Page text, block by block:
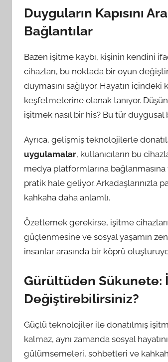
Duyguların Kapısını
Bağlantılar
Bazen işitme kaybı, kişinin kendini
cihazları, bu noktada bir oyun
duymasını sağlıyor. Hayatın
keşfetmelerine olanak tanıyor.
işitmek nasıl bir his? Bu tür
Ayrıca, gelişmiş teknolojilerle
uygulamalar, kullanıcıların bu
medya platformlarına
pratik hale geliyor. Arkadaşlarınızla
kahkaha daha anlamlı.
Özetlemek gerekirse, işitme
güçlenmesine ve sosyal yaşamın
insanlar arasında bir köprü
Gürültüden Sükunete:
Değiştirebilirsiniz?
Güçlü teknolojiler ile donatılmış
kalmaz, aynı zamanda sosyal
gülümsemeleri, sohbetleri ve